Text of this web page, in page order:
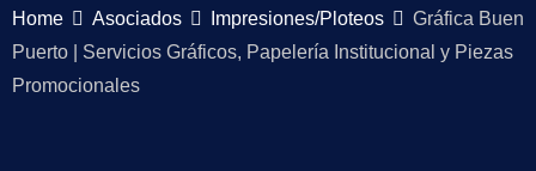
Home Asociados Impresiones/Ploteos
Gráfica Buen
Puerto | Servicios Gráficos, Papelería Institucional y Piezas
Promocionales